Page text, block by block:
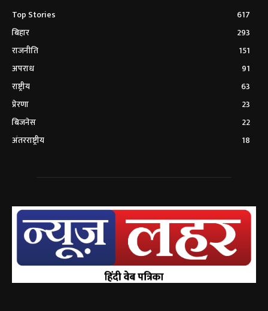
Top Stories
617
बिहार
293
राजनीति
151
अपराध
91
राष्ट्रीय
63
प्रेरणा
23
बिजनेस
22
अंतरराष्ट्रीय
18